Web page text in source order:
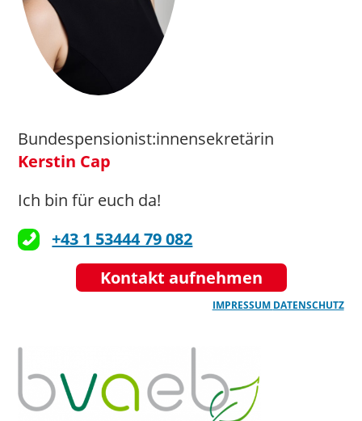
Bundespensionist:innensekretärin
Kerstin Cap
Ich bin für euch da!
+43 1 53444 79 082
Kontakt aufnehmen
IMPRESSUM DATENSCHUTZ